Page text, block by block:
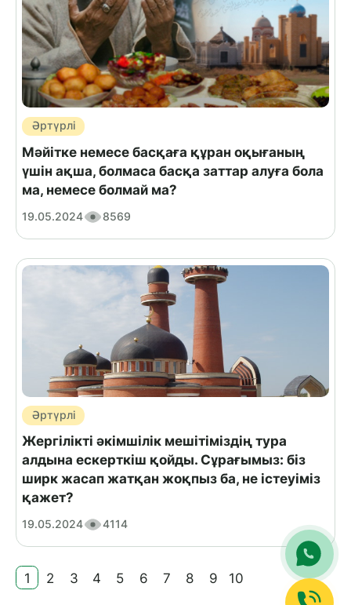
Әртүрлі
Мәйітке немесе басқаға құран оқығаның
үшін ақша, болмаса басқа заттар алуға бола
ма, немесе болмай ма?
19.05.2024 8569
Әртүрлі
Жергілікті әкімшілік мешітіміздің тура
алдына ескерткіш қойды. Сұрағымыз: біз
ширк жасап жатқан жоқпыз ба, не істеуіміз
қажет?
19.05.2024 4114
1 2 3 4 5 6 7 8 9 10